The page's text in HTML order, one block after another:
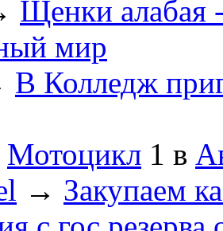
Щенки алабая
мир
В Колледж
Мотоцикл 1 в
→ Закупаем